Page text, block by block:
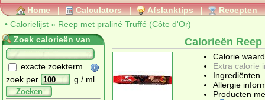
Home | Calculators | Afslanktips | Recepten
• Calorielijst » Reep met praliné Truffé (Côte d'Or)
Zoek calorieën van
exacte zoekterm
zoek per
g / ml
Zoeken
Calorieën
Calorie
Extra calorie
Ingrediënten
Allergie
Producten